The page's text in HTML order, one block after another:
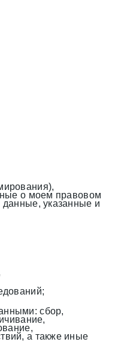
о моем правовом
указанные и
сбор,
а также иные